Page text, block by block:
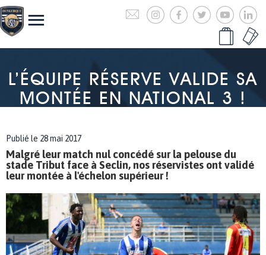
L’ÉQUIPE RÉSERVE VALIDE SA
MONTÉE EN NATIONAL 3 !
Publié le 28 mai 2017
Malgré leur match nul concédé sur la pelouse du
stade Tribut face à Seclin, nos réservistes ont validé
leur montée à l'échelon supérieur !